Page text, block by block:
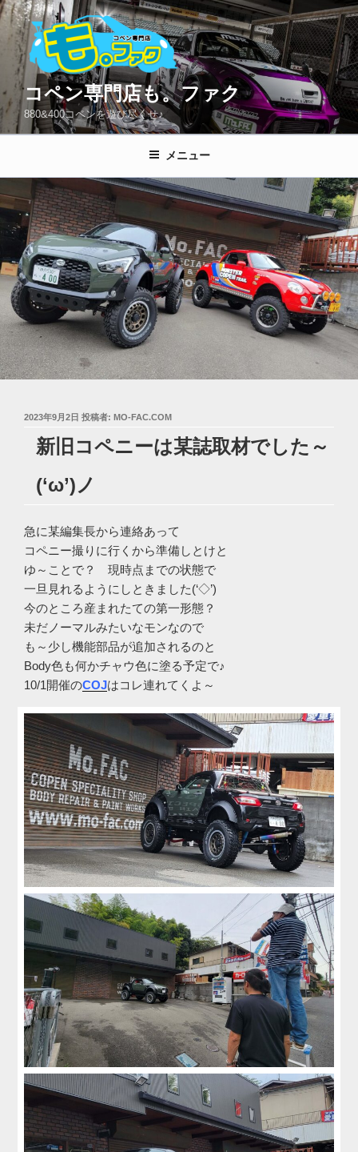
コ
ン
へ
プ
コペン専門店も。ファク
880&400コペンを遊び尽くせ♪
メニュー
投
2023年9月2日 投稿者: MO-FAC.COM
新旧コペニーは某誌取材でした～
(‘ω’)ノ
急に某編集長から連絡あって
コペニー撮りに行くから準備しとけと
ゆ～ことで？ 現時点までの状態で
一旦見れるようにしときました(‘◇’)ゞ
今のところ産まれたての第一形態？
未だノーマルみたいなモンなので
も～少し機能部品が追加されるのと
Body色も何かチャウ色に塗る予定で♪
10/1開催のCOJはコレ連れてくよ～